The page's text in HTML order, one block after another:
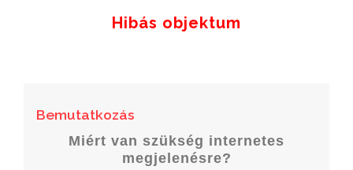
Hibás objektum
Bemutatkozás
Miért van szükség internetes
megjelenésre?